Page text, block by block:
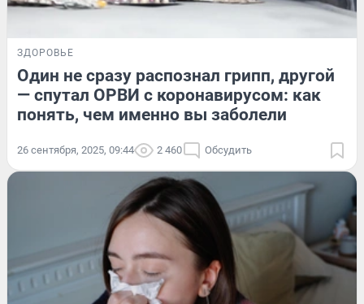
ЗДОРОВЬЕ
Один не сразу распознал грипп, другой
— спутал ОРВИ с коронавирусом: как
понять, чем именно вы заболели
26 сентября, 2025, 09:44 2 460 Обсудить